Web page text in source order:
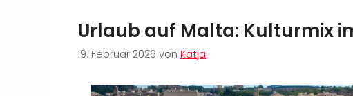
Urlaub auf Malta: Kulturmix
19. Februar 2026 von Katja